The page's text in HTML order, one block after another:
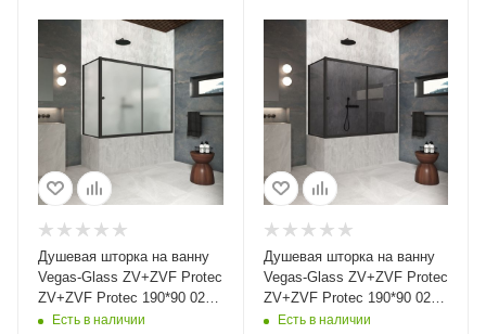
Душевая шторка на ванну
Vegas-Glass ZV+ZVF Protec
ZV+ZVF Protec 190*90 02М
10 190х140 стекло матовое
Есть в наличии
Душевая шторка на ванну
Vegas-Glass ZV+ZVF Protec
ZV+ZVF Protec 190*90 02М
07 190х140 стекло
Есть в наличии